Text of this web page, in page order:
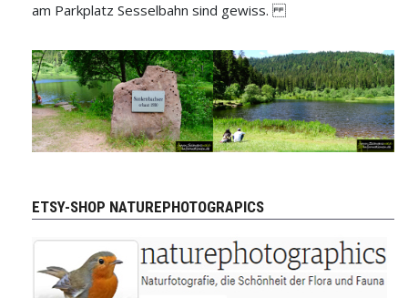
am Parkplatz Sesselbahn sind gewiss.
ETSY-SHOP NATUREPHOTOGRAPICS